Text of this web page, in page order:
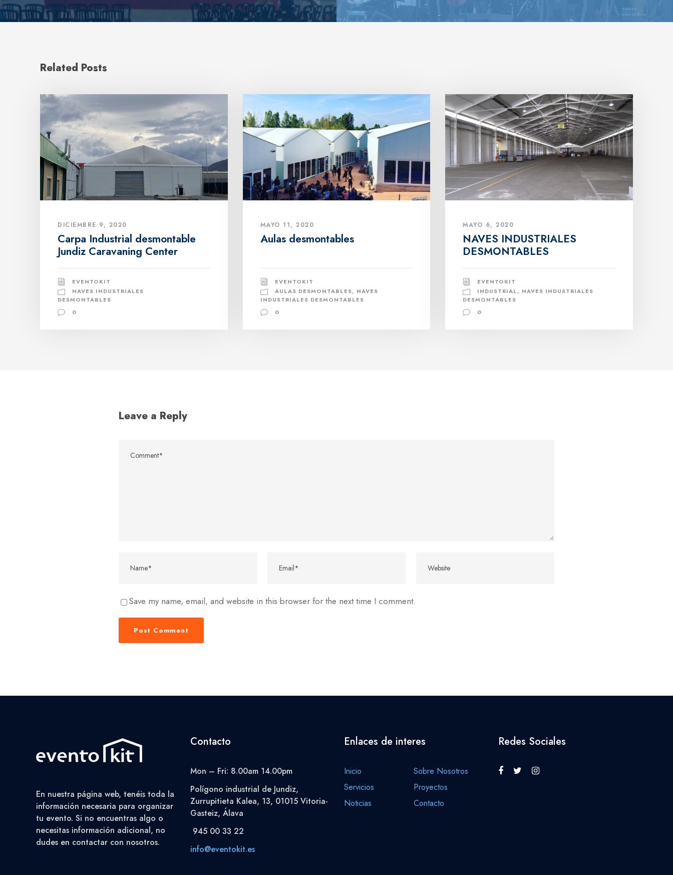
Related Posts
DICIEMBRE 9, 2020
Carpa Industrial desmontable
Jundiz Caravaning Center
EVENTOKIT
NAVES INDUSTRIALES
DESMONTABLES
0
MAYO 11, 2020
Aulas desmontables
EVENTOKIT
AULAS DESMONTABLES, NAVES
INDUSTRIALES DESMONTABLES
0
MAYO 6, 2020
NAVES INDUSTRIALES
DESMONTABLES
EVENTOKIT
INDUSTRIAL, NAVES INDUSTRIALES
DESMONTABLES
0
Leave a Reply
Save my name, email, and website in this browser for the next time I comment.
En nuestra página web, tenéis toda la
información necesaria para organizar
tu evento. Si no encuentras algo o
necesitas información adicional, no
dudes en contactar con nosotros.
Contacto
Mon – Fri: 8.00am 14.00pm
Polígono industrial de Jundiz,
Zurrupitieta Kalea, 13, 01015 Vitoria-
Gasteiz, Álava
945 00 33 22
info@eventokit.es
Enlaces de interes
Inicio
Sobre Nosotros
Servicios
Proyectos
Noticias
Contacto
Redes Sociales